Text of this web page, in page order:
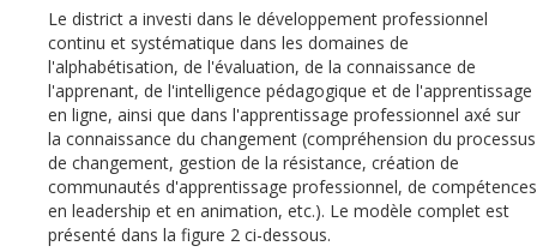
Le district a investi dans le développement professionnel
continu et systématique dans les domaines de
l'alphabétisation, de l'évaluation, de la connaissance de
l'apprenant, de l'intelligence pédagogique et de l'apprentissage
en ligne, ainsi que dans l'apprentissage professionnel axé sur
la connaissance du changement (compréhension du processus
de changement, gestion de la résistance, création de
communautés d'apprentissage professionnel, de compétences
en leadership et en animation, etc.). Le modèle complet est
présenté dans la figure 2 ci-dessous.